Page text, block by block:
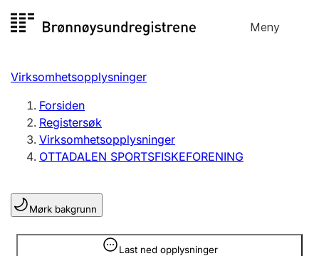
til
Meny
Registersøk
Aksjeselskap
Enkeltpersonforetak
Registrere, endre, slette
Lag og forening
Registrere, endre, slette
Virksomhetsopplysninger
Forsiden
Registersøk
Virksomhetsopplysninger
OTTADALEN SPORTSFISKEFORENING
Mørk bakgrunn
Last ned opplysninger
Opplysninger er skjult